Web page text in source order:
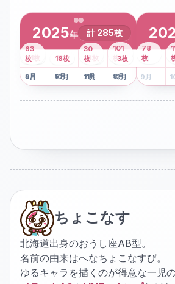
2025年 計 285枚
1月
2枚 2月 3月 4月
8枚
5月
41 枚
6月
13枚
7月
6枚
8月
101
枚
9月
63
枚
10月
18枚
11月
30
枚
12月
3枚 1月 2
5 月
78
枚
6
9 月
ちょこなす
北海道出身のおうし座AB型。
名前の由来はへなちょこなすび。
ゆるキャラを描くのが得意な一児の